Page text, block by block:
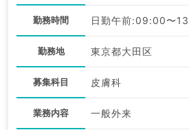
勤務時間 日勤午前:09:00〜
勤務地 東京都大田区
募集科目 皮膚科
業務内容 一般外来